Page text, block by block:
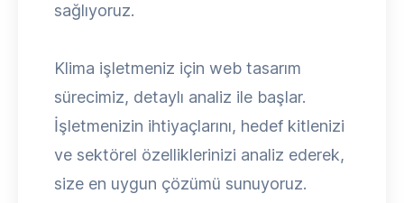
sağlıyoruz.
Klima işletmeniz için web tasarım
sürecimiz, detaylı analiz ile başlar.
İşletmenizin ihtiyaçlarını, hedef kitlenizi
ve sektörel özelliklerinizi analiz ederek,
size en uygun çözümü sunuyoruz.